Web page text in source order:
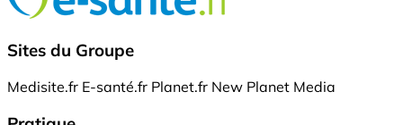
Sites du Groupe
Medisite.fr E-santé.fr Planet.fr New Planet Media